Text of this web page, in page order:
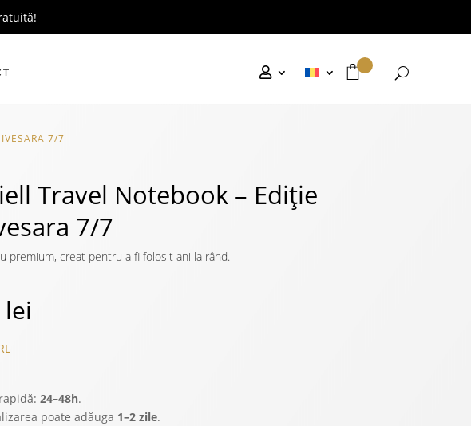
7/7
Travel Notebook – Ediție
7/7
premium, creat pentru a fi folosit ani la rând.
lei
24–48h.
poate adăuga 1–2 zile.